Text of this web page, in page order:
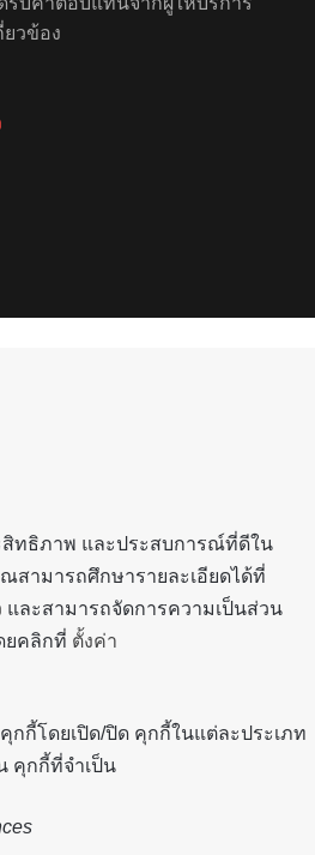
วข้อง
สิทธิภาพ และประสบการณ์ที่ดีใน
สามารถศึกษารายละเอียดได้ที่
และสามารถจัดการความเป็นส่วน
ยคลิกที่ ตั้งค่า
กี้โดยเปิด/ปิด คุกกี้ในแต่ละประเภท
คุกกี้ที่จำเป็น